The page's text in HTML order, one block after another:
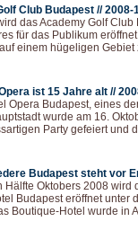
Club Budapest //2008-
das Academy Golf
für das Publikum
einem hügeligen
ist 15 Jahre alt //
Opera Budapest, eines
wurde am 16.
Party gefeiert und
Budapest steht vor
Hälfte Oktobers 2008 wird
Budapest eröffnet unter
Boutique-Hotel wurde in